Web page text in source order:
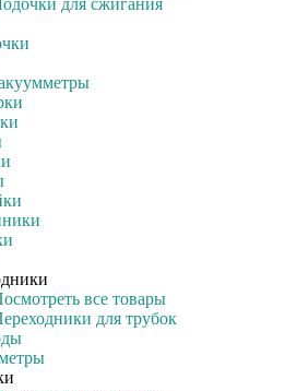
для сжигания
все товары
для трубок